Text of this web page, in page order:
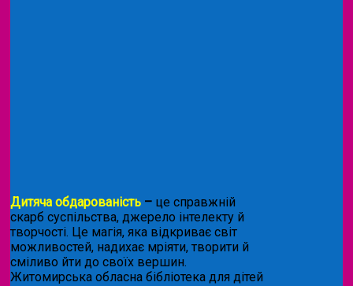
Дитяча обдарованість – це справжній
скарб суспільства, джерело інтелекту й
творчості. Це магія, яка відкриває світ
можливостей, надихає мріяти, творити й
сміливо йти до своїх вершин.
Житомирська обласна бібліотека для дітей